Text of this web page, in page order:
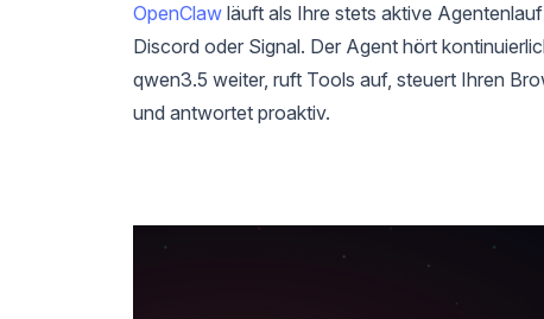
OpenClaw läuft als Ihre stets aktive
Discord oder Signal. Der Agent hört
qwen3.5 weiter, ruft Tools auf, steuert Ihren
und antwortet proaktiv.